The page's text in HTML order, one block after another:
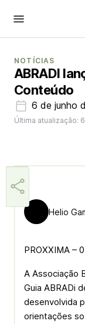
NOTÍCIAS
ABRADI
Conteúdo
6 de junho
Última atualização:
Helio
PROXXIMA –
A Associação
Guia ABRADi
desenvolvida
orientações